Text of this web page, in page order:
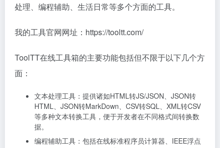
处理、编程辅助、生活日常等多个方面的工具。
我的工具官网网址：https://tooltt.com/
ToolTT在线工具箱的主要功能包括但不限于以下几个方
面：
文本处理工具：提供诸如HTML转JS/JSON、JSON转
HTML、JSON转MarkDown、CSV转SQL、XML转CSV
等多种文本转换工具，便于开发者在不同格式间转换数
据。
编程辅助工具：包括在线标准程序员计算器、IEEE浮点